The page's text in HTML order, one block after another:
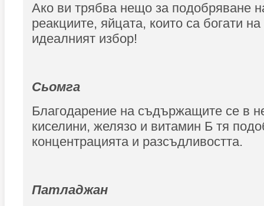
Ако ви трябва нещо за подобряване
реакциите, яйцата, които са богати
идеалният избор!
Сьомга
Благодарение на съдържащите се в
киселини, желязо и витамин Б тя
концентрацията и разсъдливостта.
Патладжан